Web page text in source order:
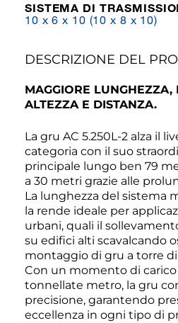
SISTEMA DI
10 x 6 x 10 (10 x 8 x 10)
DESCRIZIONE DEL
MAGGIORE LUNGHEZZA,
ALTEZZA E DISTANZA.
La gru AC 5.250L-2 alza il
categoria con il suo
principale lungo ben 79
a 30 metri grazie alle
La lunghezza del sistema
la rende ideale per
urbani, quali il
su edifici alti scavalcando
montaggio di gru a torre
Con un momento di carico
tonnellate metro, la gru
precisione, garantendo
eccellenza in ogni tipo di